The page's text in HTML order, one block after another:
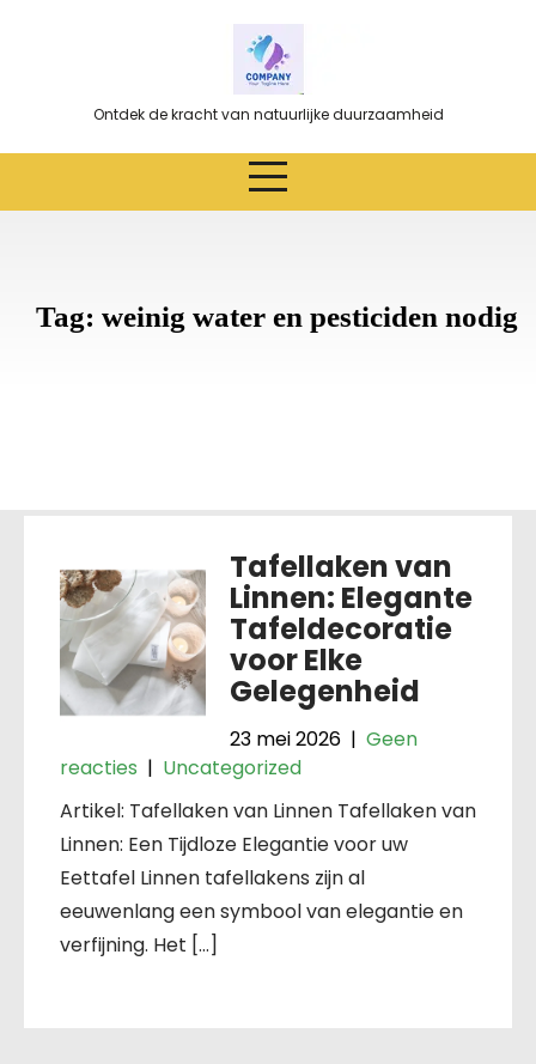
Ontdek de kracht van natuurlijke duurzaamheid
Tag: weinig water en pesticiden nodig
Tafellaken van
Linnen: Elegante
Tafeldecoratie
voor Elke
Gelegenheid
23 mei 2026 | Geen
reacties | Uncategorized
Artikel: Tafellaken van Linnen Tafellaken van
Linnen: Een Tijdloze Elegantie voor uw
Eettafel Linnen tafellakens zijn al
eeuwenlang een symbool van elegantie en
verfijning. Het […]